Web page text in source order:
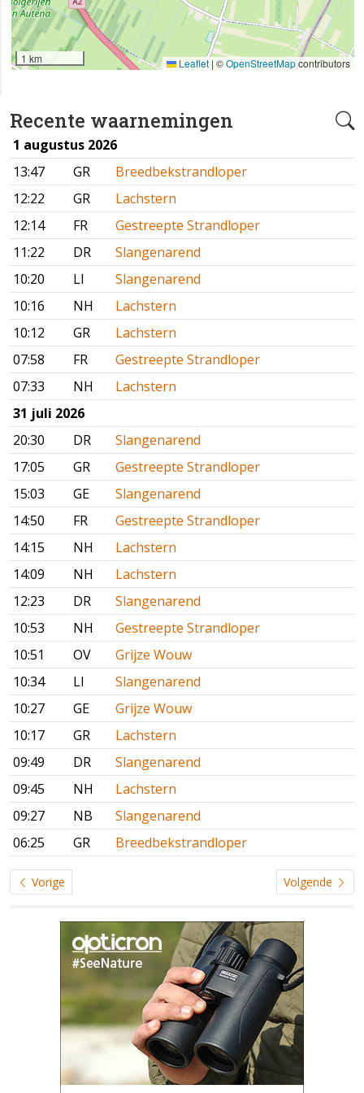
Recente waarnemingen
1 augustus 2026
13:47
GR
Breedbekstrandloper
12:22
GR
Lachstern
12:14
FR
Gestreepte Strandloper
11:22
DR
Slangenarend
10:20
LI
Slangenarend
10:16
NH
Lachstern
10:12
GR
Lachstern
07:58
FR
Gestreepte Strandloper
07:33
NH
Lachstern
31 juli 2026
20:30
DR
Slangenarend
17:05
GR
Gestreepte Strandloper
15:03
GE
Slangenarend
14:50
FR
Gestreepte Strandloper
14:15
NH
Lachstern
14:09
NH
Lachstern
12:23
DR
Slangenarend
10:53
NH
Gestreepte Strandloper
10:51
OV
Grijze Wouw
10:34
LI
Slangenarend
10:27
GE
Grijze Wouw
10:17
GR
Lachstern
09:49
DR
Slangenarend
09:45
NH
Lachstern
09:27
NB
Slangenarend
06:25
GR Breedbekstrandloper
Vorige Volgende
1 km Leaflet | ©OpenStreetMapcontributors